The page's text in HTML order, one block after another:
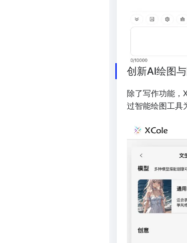
创新AI绘图
除了写作功能，
过智能绘图工具